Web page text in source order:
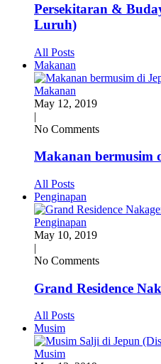
Persekitaran &
Luruh)
All Posts
Makanan
Makanan
May 12, 2019
|
No Comments
Makanan bermusim
All Posts
Penginapan
Penginapan
May 10, 2019
|
No Comments
Grand Residence
All Posts
Musim
Musim